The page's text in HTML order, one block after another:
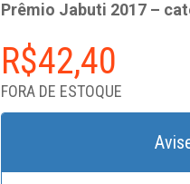
Prêmio Jabuti 2017 –
R$42,40
FORA DE ESTOQUE